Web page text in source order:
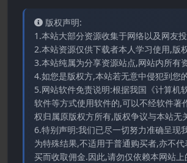
版权声明:
1.本站大部分资源收集于网络以及网友
2.本站资源仅供下载者本人学习使用,版
3.本站纯属为分享资源站点,网站内所有
4.如您是版权方,本站若无意中侵犯到您
5.网站软件免责说明:根据我国《计算机
软件等方式使用软件的,可以不经软件著
权归属原版权方所有,版权争议与本站
6.特别声明:我们已尽一切努力准确呈现
为特殊结果,不适用于普通购买者,亦不
买而收取佣金.因此,请勿仅依赖本网站